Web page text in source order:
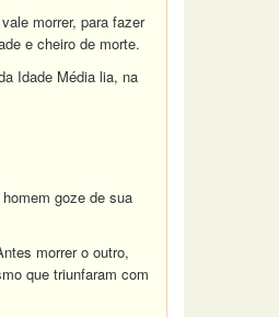
morrer, para fazer
e cheiro de morte.
Idade Média lia, na
goze de sua
morrer o outro,
que triunfaram com